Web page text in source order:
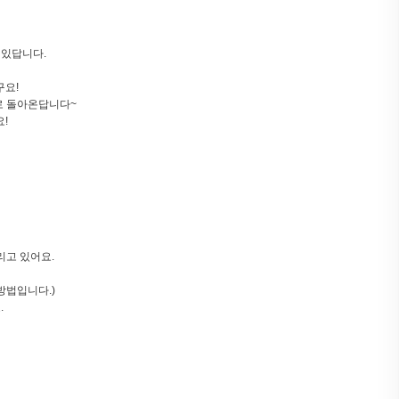
답니다.
요!
돌아온답니다~
!
고 있어요.
법입니다.)